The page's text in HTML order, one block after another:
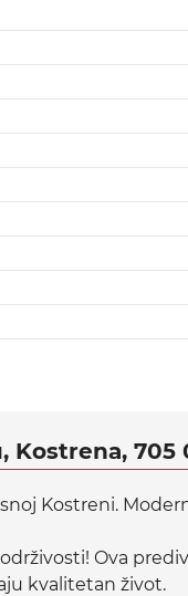
Kostrena, 705
Kostreni.
Ova
kvalitetan život.